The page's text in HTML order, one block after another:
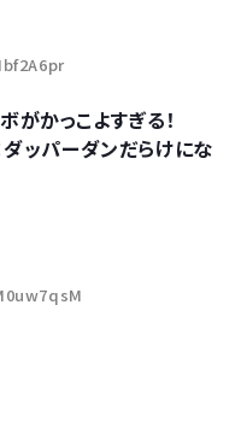
かっこよすぎる！
ッパーダンだらけにな